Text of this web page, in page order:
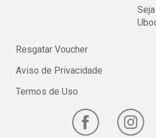
Resgatar Voucher
Aviso de Privacidade
Termos de Uso